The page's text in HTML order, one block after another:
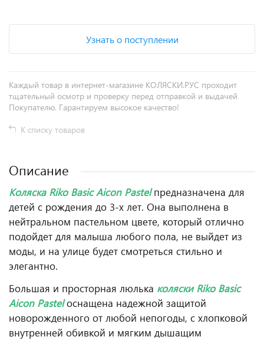
Узнать о поступлении
Каждый товар в интернет-магазине КОЛЯСКИ.РУС проходит
тщательный осмотр и проверку перед отправкой и выдачей
Покупателю. Гарантируем высокое качество!
К списку товаров
Описание
Коляска Riko Basic Aicon Pastel предназначена для
детей с рождения до 3-х лет. Она выполнена в
нейтральном пастельном цвете, который отлично
подойдет для малыша любого пола, не выйдет из
моды, и на улице будет смотреться стильно и
элегантно.
Большая и просторная люлька коляски Riko Basic
Aicon Pastel оснащена надежной защитой
новорожденного от любой непогоды, с хлопковой
внутренней обивкой и мягким дышащим